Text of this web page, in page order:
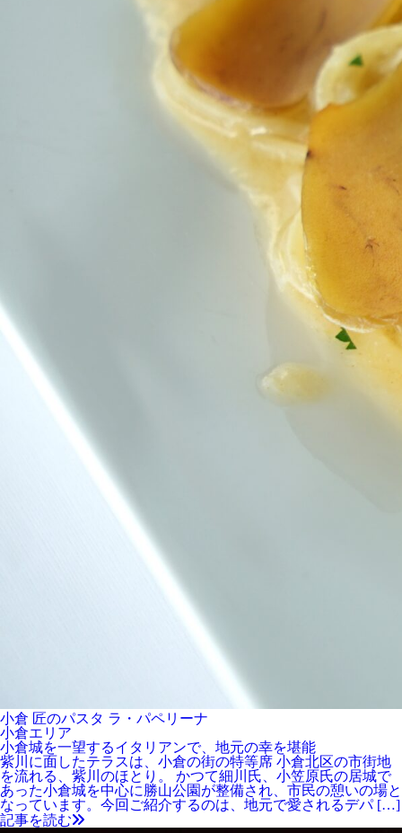
小倉 匠のパスタ ラ・パペリーナ
小倉エリア
小倉城を一望するイタリアンで、地元の幸を堪能
紫川に面したテラスは、小倉の街の特等席 小倉北区の市街地
を流れる、紫川のほとり。 かつて細川氏、小笠原氏の居城で
あった小倉城を中心に勝山公園が整備され、市民の憩いの場と
なっています。今回ご紹介するのは、地元で愛されるデパ […]
記事を読む